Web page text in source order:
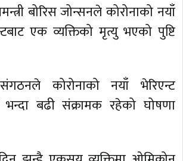
बोरिस जोन्सनले कोरोनाको नयाँ
एक व्यक्तिको मृत्यु भएको पुष्टि
कोरोनाको नयाँ भेरिएन्ट
भन्दा बढी संक्रामक रहेको घोषणा